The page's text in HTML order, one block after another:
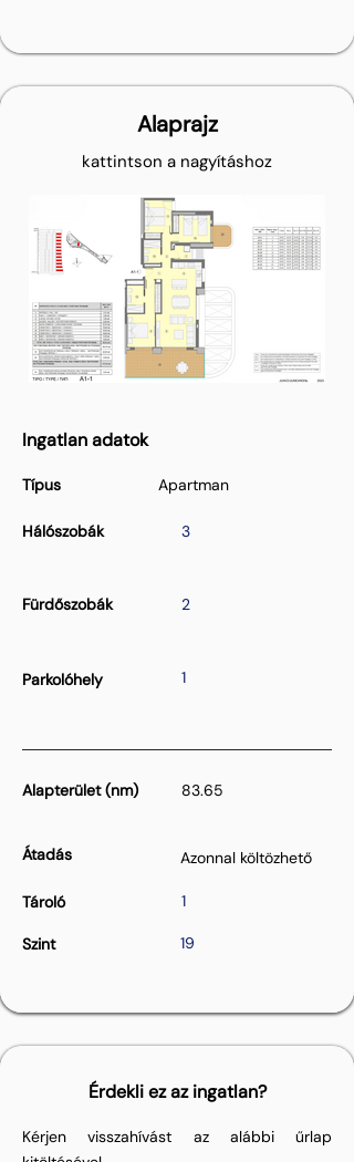
Alaprajz
kattintson a nagyításhoz
Ingatlan adatok
Típus
Hálószobák
Apartman
3
Fürdőszobák 2
Parkolóhely 1
Alapterület (nm) 83.65
Átadás Azonnal költözhető
Tároló 1
Szint 19
Érdekli ez az ingatlan?
Kérjen visszahívást az alábbi űrlap